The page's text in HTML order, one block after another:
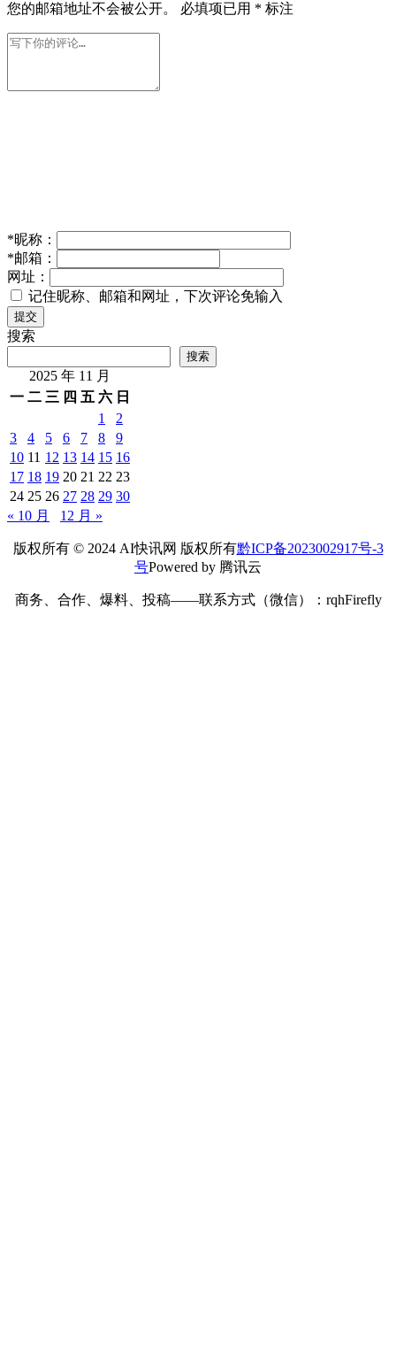
您的邮箱地址不会被公开。 必填项已用 * 标注
*昵称：
*邮箱：
网址：
记住昵称、邮箱和网址，下次评论免输入
提交
搜索
搜索
2025 年 11 月
一 二 三 四 五 六 日
1
2
3
4 5 6 7 8
9
10 11 12 13 14 15 16
17 18 19 20 21 22 23
24 25 26 27 28 29 30
« 10 月
12 月 »
版权所有 © 2024 AI快讯网 版权所有黔ICP备2023002917号-3
号Powered by 腾讯云
商务、合作、爆料、投稿——联系方式（微信）：rqhFirefly